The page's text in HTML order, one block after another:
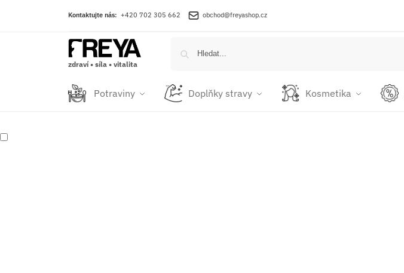
Kontaktujte nás: +420 702 305 662 obchod@freyashop.cz
zdraví • síla • vitalita
Potraviny Doplňky stravy Kosmetika